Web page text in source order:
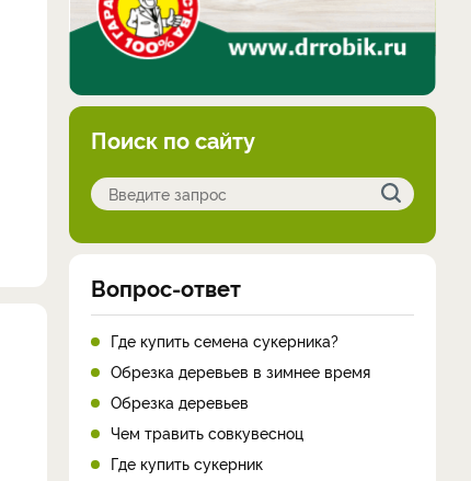
Поиск по сайту
Вопрос-ответ
Где купить семена сукерника?
Обрезка деревьев в зимнее время
Обрезка деревьев
Чем травить совкувесноц
Где купить сукерник